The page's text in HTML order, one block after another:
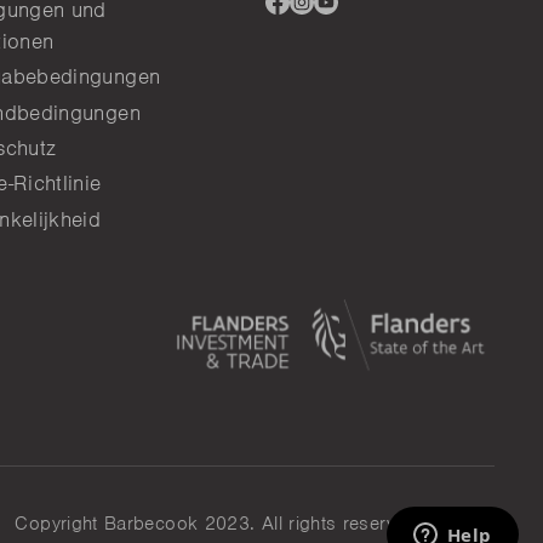
und
Richtlinie
to to
Copyright Barbecook 2023. All rights reserved.